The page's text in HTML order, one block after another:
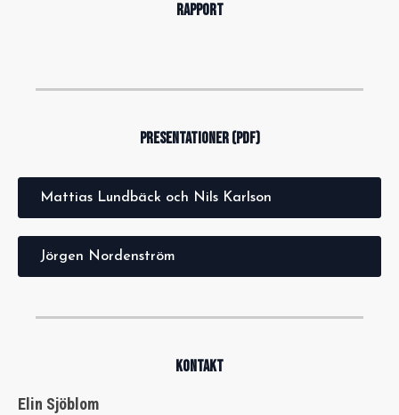
RAPPORT
PRESENTATIONER (PDF)
Mattias Lundbäck och Nils Karlson
Jörgen Nordenström
KONTAKT
Elin Sjöblom